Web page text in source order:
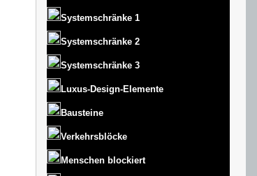
Systemschränke 1
Systemschränke 2
Systemschränke 3
Luxus-Design-Elemente
Bausteine
Verkehrsblöcke
Menschen blockiert